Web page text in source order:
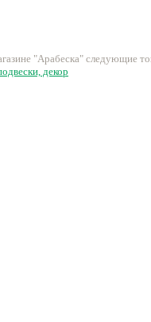
"Арабеска" следующие
декор